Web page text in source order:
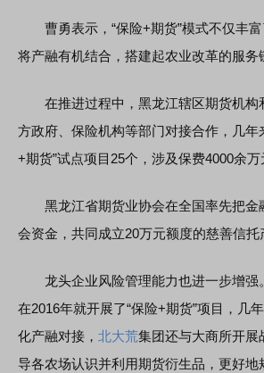
曹勇表示，“保险+期货”模式不仅丰富
将产融有机结合，搭建起农业改革的服务
在推进过程中，黑龙江辖区期货机构
方政府、保险机构等部门对接合作，几
+期货”试点项目25个，涉及保费4000余
黑龙江省期货业协会在全国率先把金
会资金，共同成立20万元额度的慈善信
龙头企业风险管理能力也进一步增强
在2016年就开展了“保险+期货”项目，几
化产融对接， 北大荒集团还与大商所开展
导各农场认识并利用期货衍生品，更好